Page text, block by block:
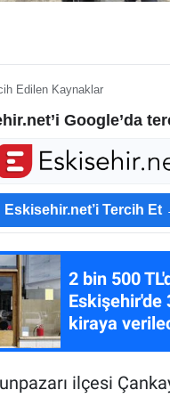
Edilen Kaynaklar
Google’da
Eskisehir.net’i Tercih Et
2 bin 500
Eskişehir'de
kiraya
ilçesi